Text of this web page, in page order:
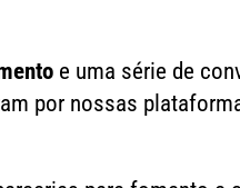
e uma série de
por nossas